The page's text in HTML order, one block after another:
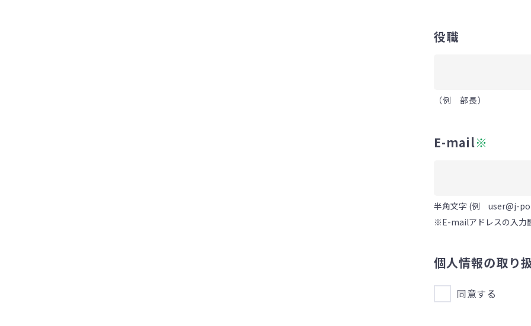
役職
（例 部長）
E-mail※
半角文字 (例 user@j-
※E-mailアドレスの入力
個人情報の取り
同意する